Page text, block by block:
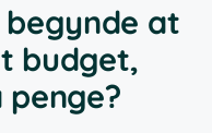
at
budget,